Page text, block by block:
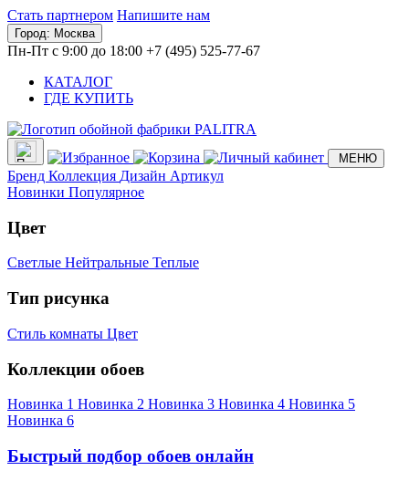
Стать партнером Напишите нам
Город: Москва
Пн-Пт с 9:00 до 18:00 +7 (495) 525-77-67
КАТАЛОГ
ГДЕ КУПИТЬ
МЕНЮ
Бренд Коллекция Дизайн Артикул
Новинки Популярное
Цвет
Светлые Нейтральные Теплые
Тип рисунка
Стиль комнаты Цвет
Коллекции обоев
Новинка 1 Новинка 2 Новинка 3 Новинка 4 Новинка 5
Новинка 6
Быстрый подбор обоев онлайн